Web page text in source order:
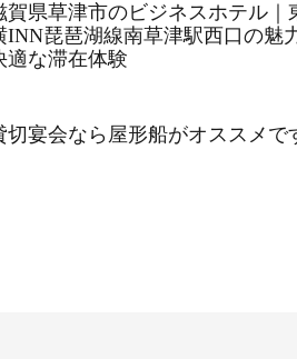
賀県草津市のビジネスホテル｜
INN琵琶湖線南草津駅西口の魅
適な滞在体験
切宴会なら屋形船がオススメで